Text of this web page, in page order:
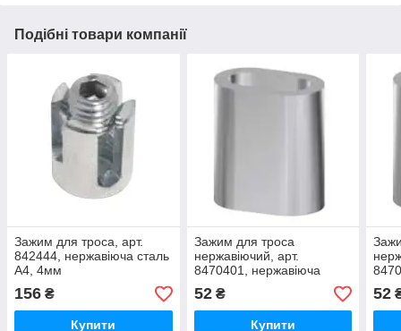
Подібні товари компанії
Зажим для троса, арт.
842444, нержавіюча сталь
А4, 4мм
156 ₴
Купити
Зажим для троса
нержавіючий, арт.
8470401, нержавіюча
52₴
Купити
52